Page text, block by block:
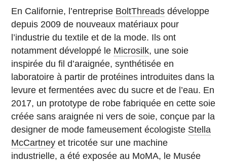
En Californie, l’entreprise BoltThreads développe
depuis 2009 de nouveaux matériaux pour
l’industrie du textile et de la mode. Ils ont
notamment développé le Microsilk, une soie
inspirée du fil d’araignée, synthétisée en
laboratoire à partir de protéines introduites dans la
levure et fermentées avec du sucre et de l’eau. En
2017, un prototype de robe fabriquée en cette soie
créée sans araignée ni vers de soie, conçue par la
designer de mode fameusement écologiste Stella
McCartney et tricotée sur une machine
industrielle, a été exposée au MoMA, le Musée